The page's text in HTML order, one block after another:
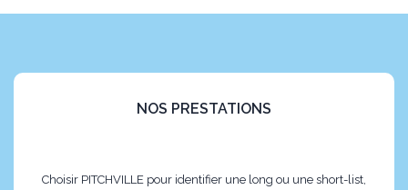
NOS PRESTATIONS
Choisir PITCHVILLE pour identifier une long ou une short-list,